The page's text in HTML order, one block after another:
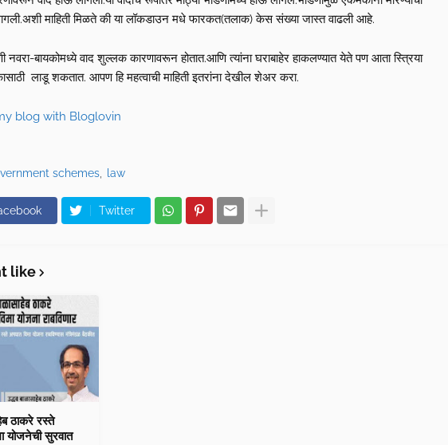
माहिती मिळते की या लॉकडाउन मधे फारकत(तलाक) केस संख्या जास्त वाढली आहे.
नवरा-बायकोमध्ये वाद शुल्लक कारणावरून होतात.आणि त्यांना घराबाहेर हाकलण्यात येते पण आता स्त्रिया
लाडू शकतात. आपण हि महत्वाची माहिती इतरांना देखील शेअर करा.
blog with Bloglovin
schemes law
Twitter
like
ठाकरे रस्ते
योजनेची सुरवात